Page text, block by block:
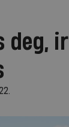
deg, ir